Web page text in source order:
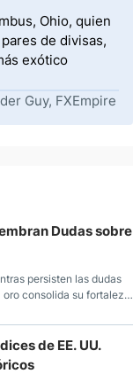
Ohio, quien
de divisas,
exótico
Guy, FXEmpire
Dudas sobre
persisten las dudas
oro consolida su fortaleza
desde Estados
de EE. UU.